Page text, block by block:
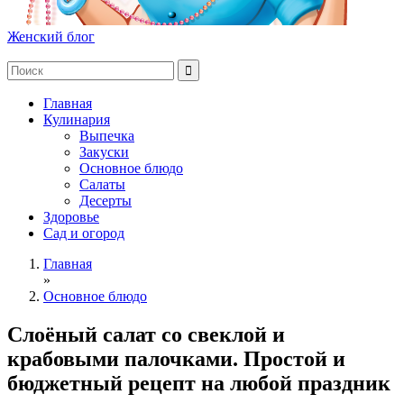
Женский блог
Главная
Кулинария
Выпечка
Закуски
Основное блюдо
Салаты
Десерты
Здоровье
Сад и огород
Главная
»
Основное блюдо
Слоёный салат со свеклой и
крабовыми палочками. Простой и
бюджетный рецепт на любой праздник